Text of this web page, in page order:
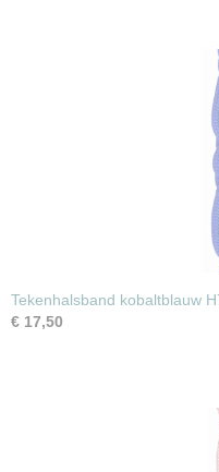
Tekenhalsband kobaltblauw
€ 17,50